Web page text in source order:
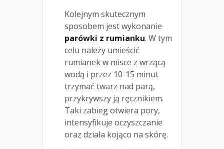
Kolejnym skutecznym
sposobem jest wykonanie
parówki z rumianku. W tym
celu należy umieścić
rumianek w misce z wrzącą
wodą i przez 10-15 minut
trzymać twarz nad parą,
przykrywszy ją ręcznikiem.
Taki zabieg otwiera pory,
intensyfikuje oczyszczanie
oraz działa kojąco na skórę.